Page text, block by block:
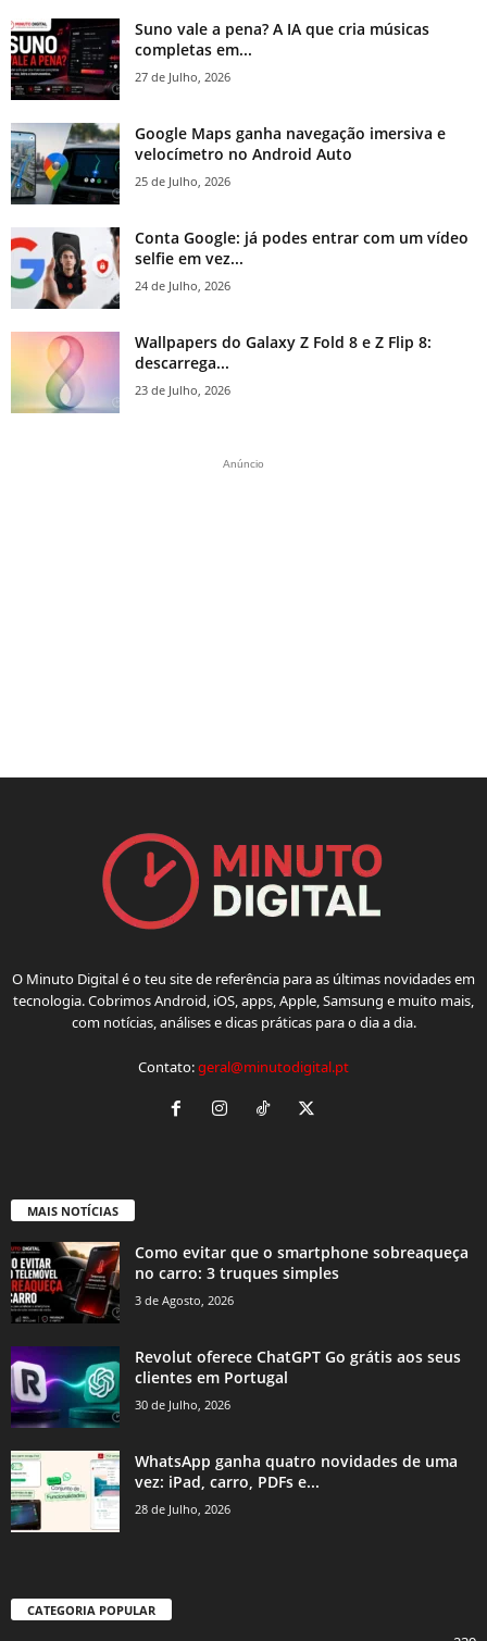
Suno vale a pena? A IA que cria músicas
completas em...
27 de Julho, 2026
Google Maps ganha navegação imersiva e
velocímetro no Android Auto
25 de Julho, 2026
Conta Google: já podes entrar com um vídeo
selfie em vez...
24 de Julho, 2026
Wallpapers do Galaxy Z Fold 8 e Z Flip 8:
descarrega...
23 de Julho, 2026
Anúncio
O Minuto Digital é o teu site de referência para as últimas novidades em
tecnologia. Cobrimos Android, iOS, apps, Apple, Samsung e muito mais,
com notícias, análises e dicas práticas para o dia a dia.
Contato:geral@minutodigital.pt
MAIS NOTÍCIAS
Como evitar que o smartphone sobreaqueça
no carro: 3 truques simples
3 de Agosto, 2026
Revolut oferece ChatGPT Go grátis aos seus
clientes em Portugal
30 de Julho, 2026
WhatsApp ganha quatro novidades de uma
vez: iPad, carro, PDFs e...
28 de Julho, 2026
CATEGORIA POPULAR